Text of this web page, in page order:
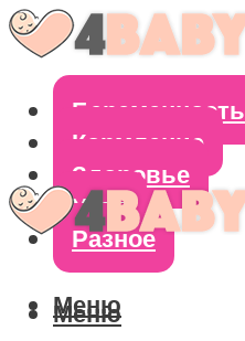
Беременность
Кормление
Здоровье
Уход
Разное
Меню
Меню